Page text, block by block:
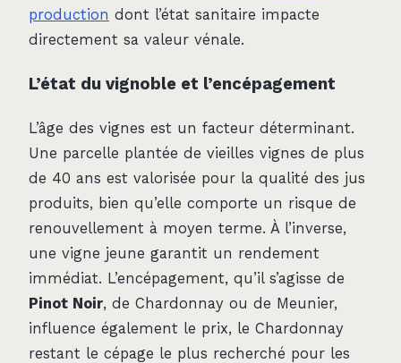
production dont l’état sanitaire impacte
directement sa valeur vénale.
L’état du vignoble et l’encépagement
L’âge des vignes est un facteur déterminant.
Une parcelle plantée de vieilles vignes de plus
de 40 ans est valorisée pour la qualité des jus
produits, bien qu’elle comporte un risque de
renouvellement à moyen terme. À l’inverse,
une vigne jeune garantit un rendement
immédiat. L’encépagement, qu’il s’agisse de
Pinot Noir, de Chardonnay ou de Meunier,
influence également le prix, le Chardonnay
restant le cépage le plus recherché pour les